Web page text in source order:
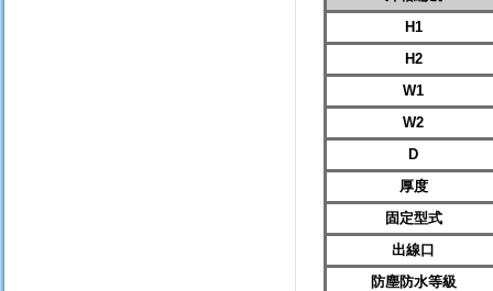
H1
H2
W1
W2
D
厚度
固定型式
出線口
防塵防水等級